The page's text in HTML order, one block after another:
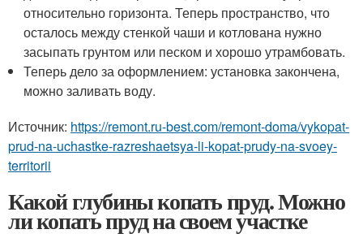
относительно горизонта. Теперь пространство, что
осталось между стенкой чаши и котлована нужно
засыпать грунтом или песком и хорошо утрамбовать.
Теперь дело за оформлением: установка закончена,
можно заливать воду.
Источник: https://remont.ru-best.com/remont-doma/vykopat-
prud-na-uchastke-razreshaetsya-li-kopat-prudy-na-svoey-
territorii
Какой глубины копать пруд. Можно
ли копать пруд на своем участке